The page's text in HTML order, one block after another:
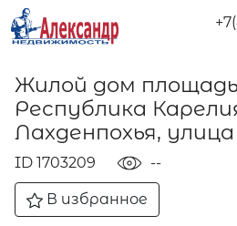
Жилой дом
Республика
Лахденпохья,
ID 1703209 --
В избранное